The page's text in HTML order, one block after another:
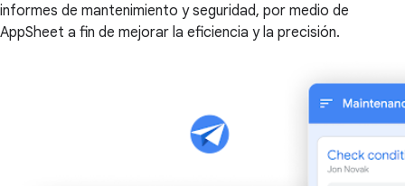
informes de mantenimiento y seguridad, por medio de
AppSheet a fin de mejorar la eficiencia y la precisión.